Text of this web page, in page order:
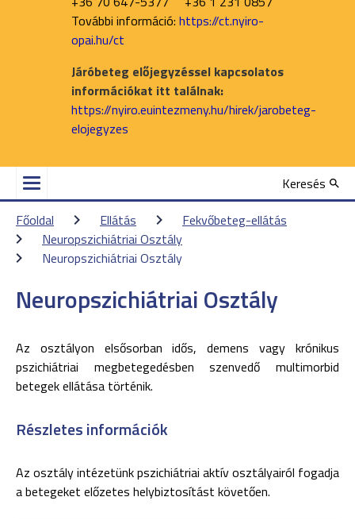
További információ: https://ct.nyiro-
opai.hu/ct
Járóbeteg előjegyzéssel kapcsolatos
információkat itt találnak:
https://nyiro.euintezmeny.hu/hirek/jarobeteg-
elojegyzes
Keresés
Főoldal
Ellátás
Fekvőbeteg-ellátás
Neuropszichiátriai Osztály
Neuropszichiátriai Osztály
Neuropszichiátriai Osztály
Az osztályon elsősorban idős, demens vagy krónikus
pszichiátriai megbetegedésben szenvedő multimorbid
betegek ellátása történik.
Részletes információk
Az osztály intézetünk pszichiátriai aktív osztályairól fogadja
a betegeket előzetes helybiztosítást követően.